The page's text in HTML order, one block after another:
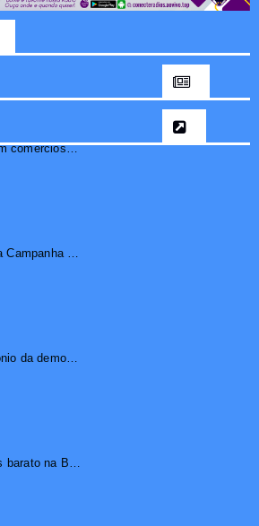
Pix passa a ser aceito em comércios de oito países e amplia opções de pagamento para brasileiros no exterior
Prefeitura de Ilhéus inicia Campanha de Multivacinação 2026
Urna eletrônica é patrimônio da democracia, diz presidente do TSE
Gás de cozinha fica mais barato na Bahia após redução de 7,1%